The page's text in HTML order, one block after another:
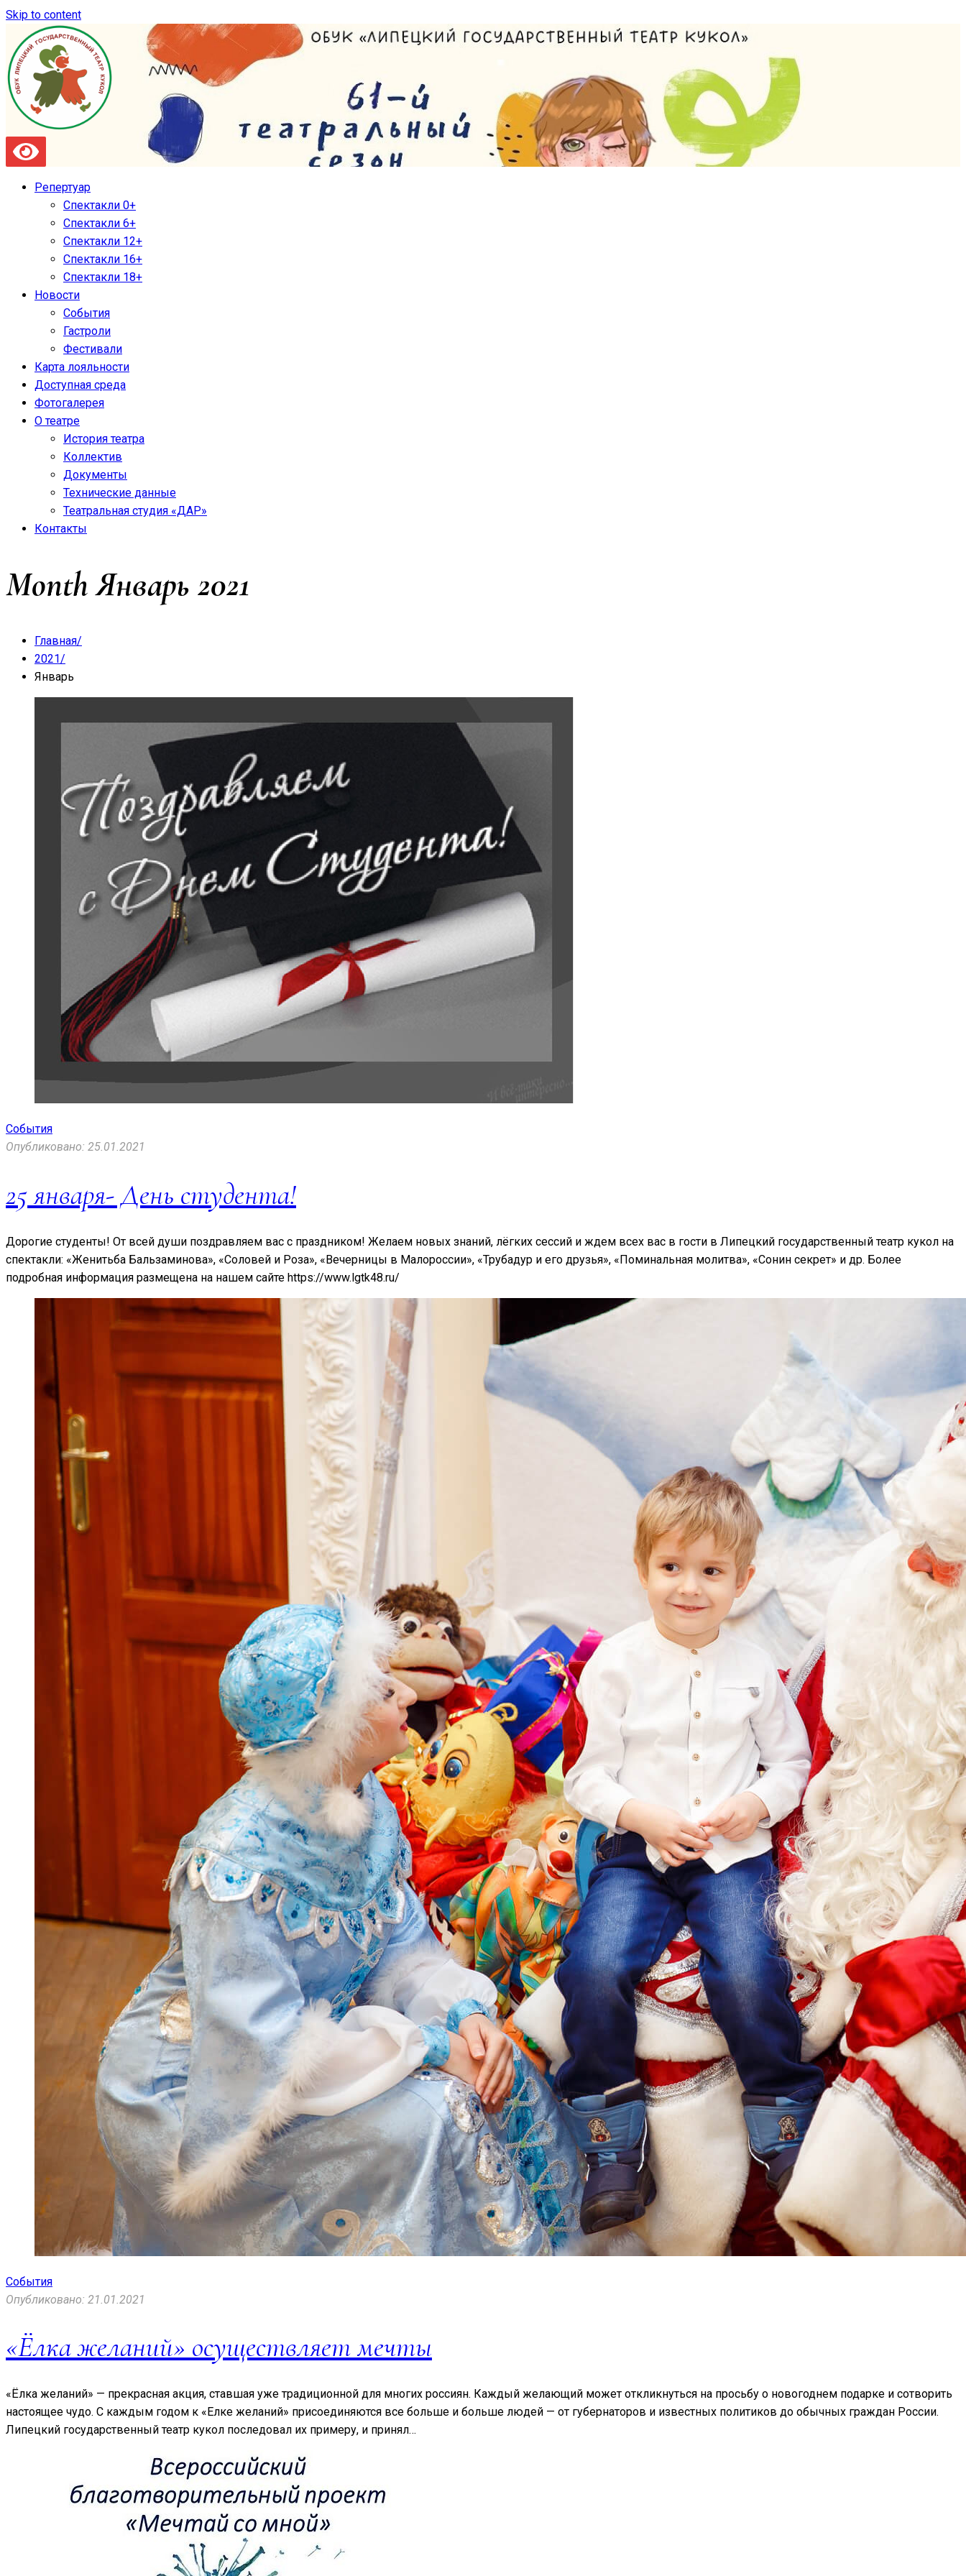
Skip to content
Репертуар
Спектакли 0+
Спектакли 6+
Спектакли 12+
Спектакли 16+
Спектакли 18+
Новости
События
Гастроли
Фестивали
Карта лояльности
Доступная среда
Фотогалерея
О театре
История театра
Коллектив
Документы
Технические данные
Театральная студия «ДАР»
Контакты
MonthЯнварь 2021
Главная/
2021/
Январь
События
Опубликовано: 25.01.2021
25 января- День студента!
Дорогие студенты! От всей души поздравляем вас с праздником! Желаем новых знаний, лёгких сессий и ждем всех вас в гости в Липецкий государственный театр кукол на
спектакли: «Женитьба Бальзаминова», «Соловей и Роза», «Вечерницы в Малороссии», «Трубадур и его друзья», «Поминальная молитва», «Сонин секрет» и др. Более
подробная информация размещена на нашем сайте https://www.lgtk48.ru/
События
Опубликовано: 21.01.2021
«Ёлка желаний» осуществляет мечты
«Ёлка желаний» — прекрасная акция, ставшая уже традиционной для многих россиян. Каждый желающий может откликнуться на просьбу о новогоднем подарке и сотворить
настоящее чудо. С каждым годом к «Елке желаний» присоединяются все больше и больше людей — от губернаторов и известных политиков до обычных граждан России.
Липецкий государственный театр кукол последовал их примеру, и принял…